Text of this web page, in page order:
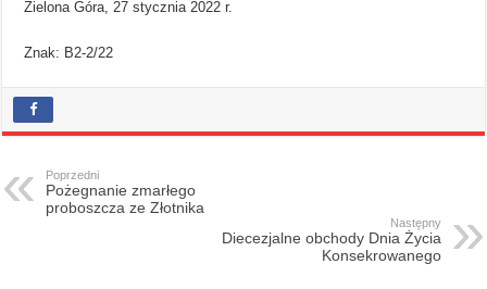
Zielona Góra, 27 stycznia 2022 r.
Znak: B2-2/22
Poprzedni
Pożegnanie zmarłego
proboszcza ze Złotnika
Następny
Diecezjalne obchody Dnia Życia
Konsekrowanego